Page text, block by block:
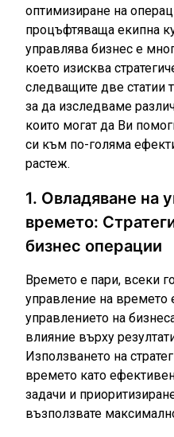
оптимизиране на
процъфтяваща екипна
управлява бизнес е
което изисква
следващите две статии
за да изследваме
които могат да Ви
си към по-голяма
растеж.
1. Овладяване на
времето:
бизнес операции
Времето е пари, всеки
управление на времето
управлението на
влияние върху
Използването на
времето като
задачи и
възползвате